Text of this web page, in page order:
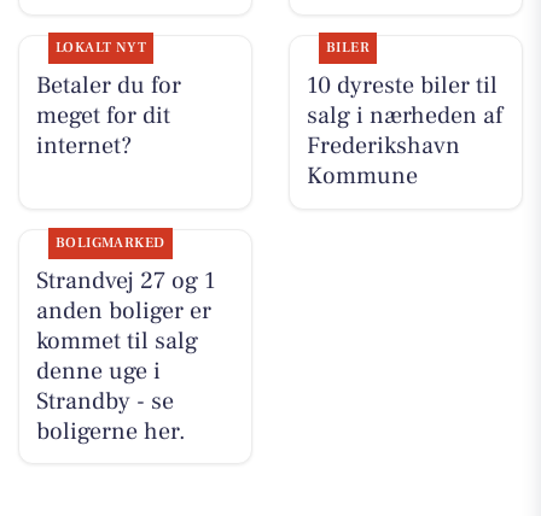
LOKALT NYT
Betaler du for
meget for dit
internet?
BILER
10 dyreste biler til
salg i nærheden af
Frederikshavn
Kommune
BOLIGMARKED
Strandvej 27 og 1
anden boliger er
kommet til salg
denne uge i
Strandby - se
boligerne her.